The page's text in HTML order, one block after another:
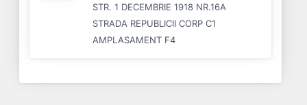
STR. 1 DECEMBRIE 1918 NR.16A
STRADA REPUBLICII CORP C1
AMPLASAMENT F4